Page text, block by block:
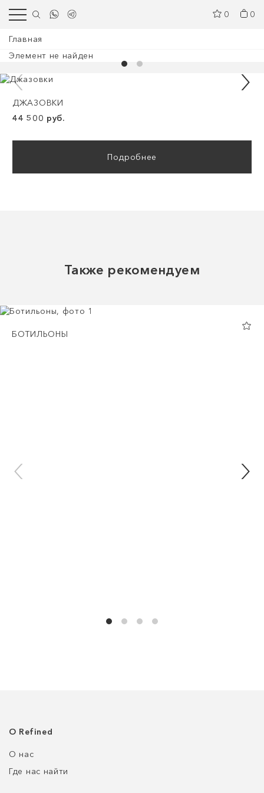
0 0
Главная
Элемент не найден
ДЖАЗОВКИ
44 500 руб.
Подробнее
Также рекомендуем
БОТИЛЬОНЫ
О Refined
О нас
Где нас найти